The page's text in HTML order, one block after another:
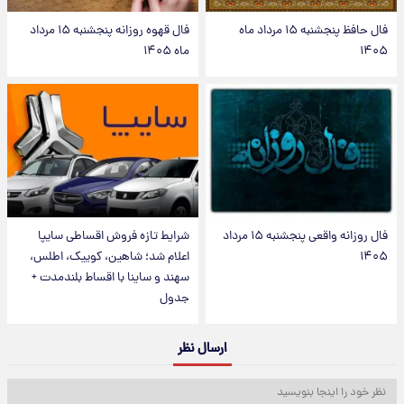
فال حافظ پنجشنبه ۱۵ مرداد ماه
۱۴۰۵
فال قهوه روزانه پنجشنبه ۱۵ مرداد
ماه ۱۴۰۵
فال روزانه واقعی پنجشنبه ۱۵ مرداد
۱۴۰۵
شرایط تازه فروش اقساطی سایپا
اعلام شد؛ شاهین، کوییک، اطلس،
سهند و ساینا با اقساط بلندمدت +
جدول
ارسال نظر